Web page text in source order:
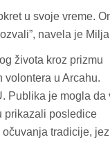
u svoje vreme.
navela je
života kroz prizmu
u Arcahu.
Publika je mogla da
prikazali posledice
tradicije,